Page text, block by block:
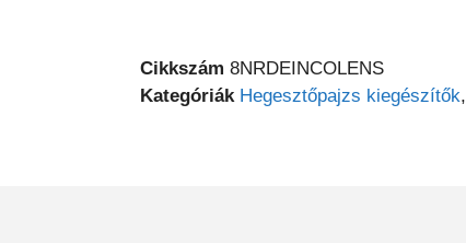
Cikkszám 8NRDEINCOLENS
Kategóriák Hegesztőpajzs kiegészítők,